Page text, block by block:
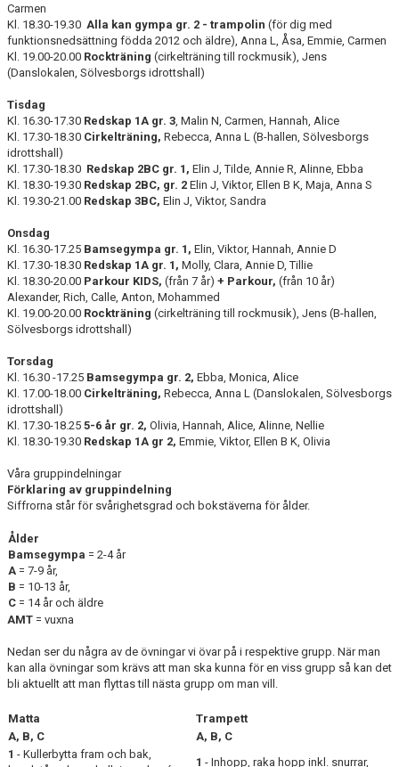
Carmen
Kl. 18.30-19.30 Alla kan gympa gr. 2 - trampolin (för dig med
funktionsnedsättning födda 2012 och äldre), Anna L, Åsa, Emmie, Carmen
Kl. 19.00-20.00 Rockträning (cirkelträning till rockmusik), Jens
(Danslokalen, Sölvesborgs idrottshall)
Tisdag
Kl. 16.30-17.30 Redskap 1A gr. 3, Malin N, Carmen, Hannah, Alice
Kl. 17.30-18.30 Cirkelträning, Rebecca, Anna L (B-hallen, Sölvesborgs
idrottshall)
Kl. 17.30-18.30 Redskap 2BC gr. 1, Elin J, Tilde, Annie R, Alinne, Ebba
Kl. 18.30-19.30 Redskap 2BC, gr. 2 Elin J, Viktor, Ellen B K, Maja, Anna S
Kl. 19.30-21.00 Redskap 3BC, Elin J, Viktor, Sandra
Onsdag
Kl. 16.30-17.25 Bamsegympa gr. 1, Elin, Viktor, Hannah, Annie D
Kl. 17.30-18.30 Redskap 1A gr. 1, Molly, Clara, Annie D, Tillie
Kl. 18.30-20.00 Parkour KIDS, (från 7 år) + Parkour, (från 10 år)
Alexander, Rich, Calle, Anton, Mohammed
Kl. 19.00-20.00 Rockträning (cirkelträning till rockmusik), Jens (B-hallen,
Sölvesborgs idrottshall)
Torsdag
Kl. 16.30 -17.25 Bamsegympa gr. 2, Ebba, Monica, Alice
Kl. 17.00-18.00 Cirkelträning, Rebecca, Anna L (Danslokalen, Sölvesborgs
idrottshall)
Kl. 17.30-18.25 5-6 år gr. 2, Olivia, Hannah, Alice, Alinne, Nellie
Kl. 18.30-19.30 Redskap 1A gr 2, Emmie, Viktor, Ellen B K, Olivia
Våra gruppindelningar
Förklaring av gruppindelning
Siffrorna står för svårighetsgrad och bokstäverna för ålder.
Ålder
Bamsegympa = 2-4 år
A = 7-9 år,
B = 10-13 år,
C = 14 år och äldre
AMT = vuxna
Nedan ser du några av de övningar vi övar på i respektive grupp. När man
kan alla övningar som krävs att man ska kunna för en viss grupp så kan det
bli aktuellt att man flyttas till nästa grupp om man vill.
Matta
Trampett
A, B, C
A, B, C
1 - Kullerbytta fram och bak,
1 - Inhopp, raka hopp inkl. snurrar,